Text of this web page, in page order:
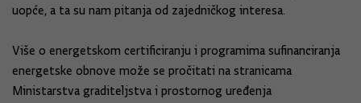
uopće, a ta su nam pitanja od zajedničkog interesa.
Više o energetskom certificiranju i programima sufinanciranja
energetske obnove može se pročitati na stranicama
Ministarstva graditeljstva i prostornog uređenja